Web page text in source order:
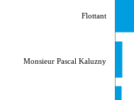
Flottant
Monsieur Pascal Kaluzny